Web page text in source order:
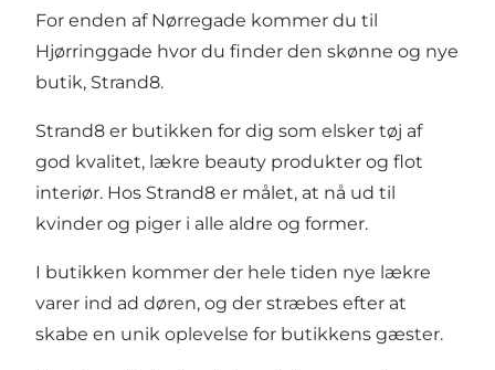
For enden af Nørregade kommer du til
Hjørringgade hvor du finder den skønne og nye
butik, Strand8.
Strand8 er butikken for dig som elsker tøj af
god kvalitet, lækre beauty produkter og flot
interiør. Hos Strand8 er målet, at nå ud til
kvinder og piger i alle aldre og former.
I butikken kommer der hele tiden nye lækre
varer ind ad døren, og der stræbes efter at
skabe en unik oplevelse for butikkens gæster.